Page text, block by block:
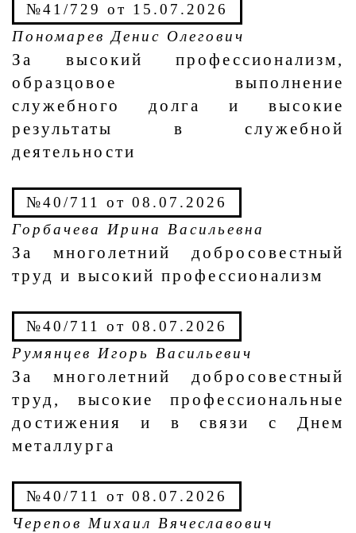
№41/729 от 15.07.2026
Пономарев Денис Олегович
За высокий профессионализм,
образцовое выполнение
служебного долга и высокие
результаты в служебной
деятельности
№40/711 от 08.07.2026
Горбачева Ирина Васильевна
За многолетний добросовестный
труд и высокий профессионализм
№40/711 от 08.07.2026
Румянцев Игорь Васильевич
За многолетний добросовестный
труд, высокие профессиональные
достижения и в связи с Днем
металлурга
№40/711 от 08.07.2026
Черепов Михаил Вячеславович